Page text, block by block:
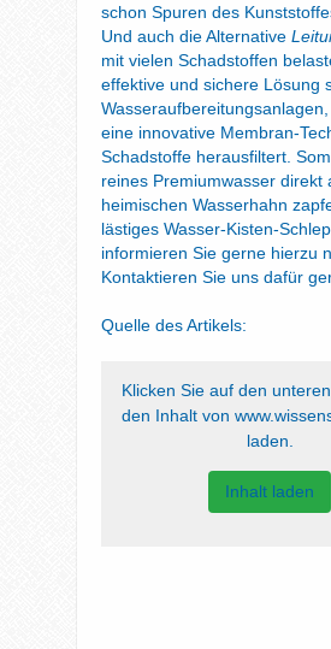
schon Spuren des
Und auch die Alternative
mit vielen Schadstoffen
effektive und sichere Lösung
eine innovative Membran-
Schadstoffe herausfiltert.
reines Premiumwasser direkt
heimischen Wasserhahn
lästiges Wasser-Kisten-
informieren Sie gerne hierzu
Kontaktieren Sie uns dafür
Quelle des Artikels:
Klicken Sie auf den
den Inhalt von
laden.
Inhalt laden